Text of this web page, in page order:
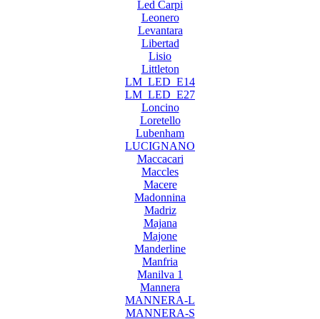
Led Carpi
Leonero
Levantara
Libertad
Lisio
Littleton
LM_LED_E14
LM_LED_E27
Loncino
Loretello
Lubenham
LUCIGNANO
Maccacari
Maccles
Macere
Madonnina
Madriz
Majana
Majone
Manderline
Manfria
Manilva 1
Mannera
MANNERA-L
MANNERA-S